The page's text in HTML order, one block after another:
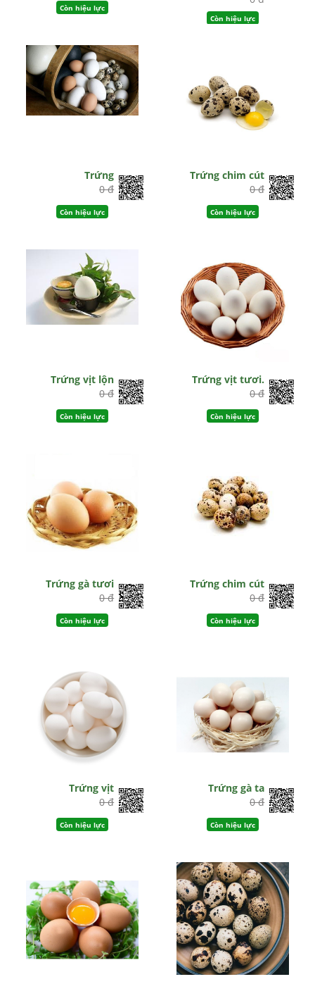
Còn hiệu lực
Còn hiệu lực
Trứng
0 đ
Còn hiệu lực
Trứng chim cút
0 đ
Còn hiệu lực
Trứng vịt lộn
0 đ
Còn hiệu lực
Trứng vịt tươi.
0 đ
Còn hiệu lực
Trứng gà tươi
0 đ
Còn hiệu lực
Trứng chim cút
0 đ
Còn hiệu lực
Trứng vịt
0 đ
Còn hiệu lực
Trứng gà ta
0 đ
Còn hiệu lực